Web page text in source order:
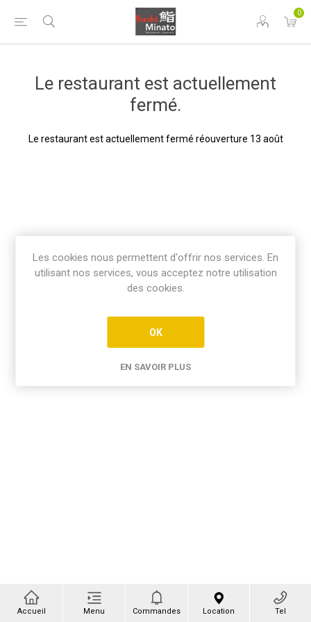
0
Le restaurant est actuellement
fermé.
Le restaurant est actuellement fermé réouverture 13 août
Accueil Menu Commandes Location Tel
Les cookies nous permettent d'offrir nos services. En
utilisant nos services, vous acceptez notre utilisation
des cookies.
OK
EN SAVOIR PLUS